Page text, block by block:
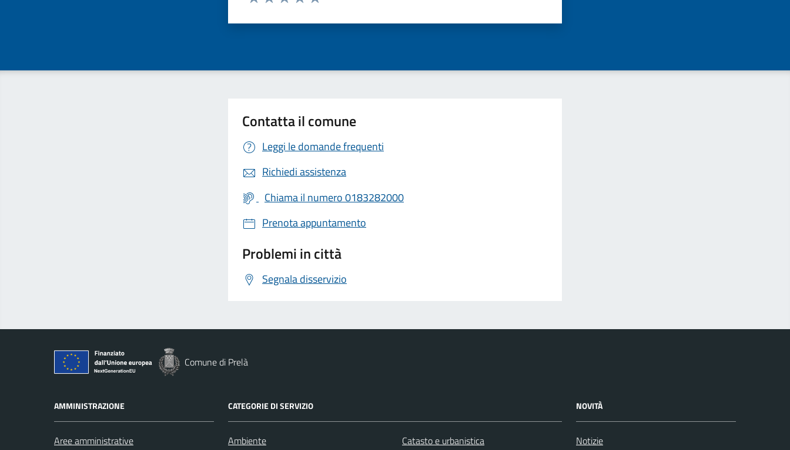
Contatta il comune
Leggi le domande frequenti
Richiedi assistenza
Chiama il numero 0183282000
Prenota appuntamento
Problemi in città
Segnala disservizio
Comune di Prelà
AMMINISTRAZIONE
Aree amministrative
CATEGORIE DI SERVIZIO
Ambiente Catasto e urbanistica
NOVITÀ
Notizie